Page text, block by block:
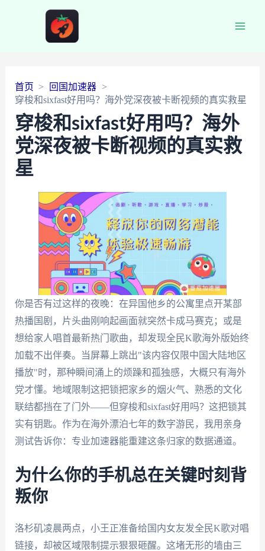
首页
回国加速器
穿梭和sixfast好用吗？海外党深夜被卡断视频的真实救星
穿梭和sixfast好用吗？海外
党深夜被卡断视频的真实救
星
你是否有过这样的夜晚：在异国他乡的公寓里点开某部
热播国剧，片头曲刚响起画面就突然卡成马赛克；或是
想给家人唱首最新热门歌曲，却发现全民K歌海外版始终
加载不出伴奏。当屏幕上跳出"该内容仅限中国大陆地区
播放"时，那种瞬间涌上的烦躁和孤独感，大概只有海外
党才懂。地域限制这把锁把家乡的烟火气、熟悉的文化
联结都挡在了门外——但穿梭和sixfast好用吗？这把锁其
实有钥匙。作为在海外漂泊七年的数字游民，我用亲身
测试告诉你：专业加速器能重建这条归家的数据通道。
为什么你的手机总在关键时刻背
叛你
洛杉矶凌晨两点，小王正准备给国内女友发全民K歌对唱
链接，却被区域限制提示狠狠砸醒。这堵无形的墙由三